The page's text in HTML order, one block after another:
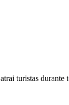
turistas durante